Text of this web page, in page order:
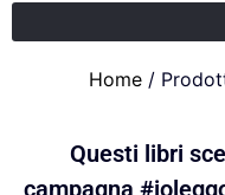
Home /
Questi libri